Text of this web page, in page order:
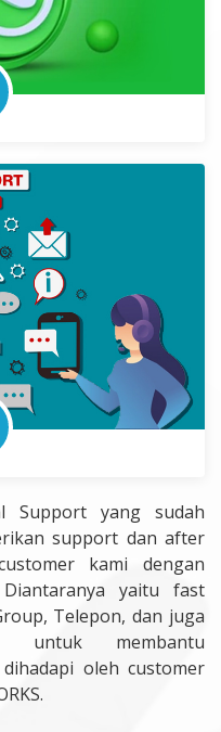
Support yang sudah
support dan after
kami dengan
yaitu fast
Telepon, dan juga
untuk membantu
oleh customer